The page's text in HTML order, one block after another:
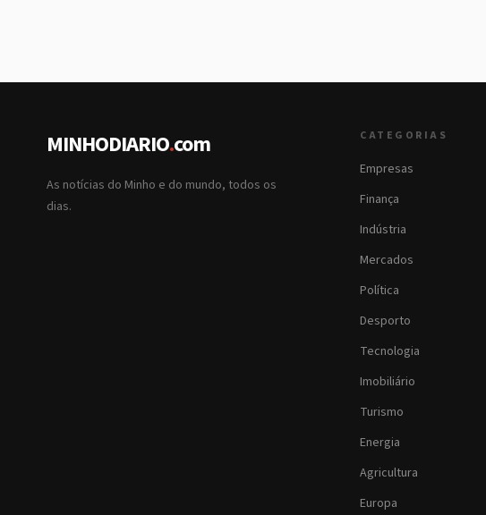
MINHODIARIO.com
As notícias do Minho e do mundo, todos os
dias.
CATEGORIAS
Empresas
Finança
Indústria
Mercados
Política
Desporto
Tecnologia
Imobiliário
Turismo
Energia
Agricultura
Europa